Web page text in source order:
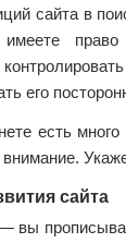
сайта в
право
его
есть много
сайта
вы